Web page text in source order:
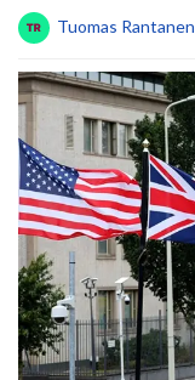
Tuomas Rantanen